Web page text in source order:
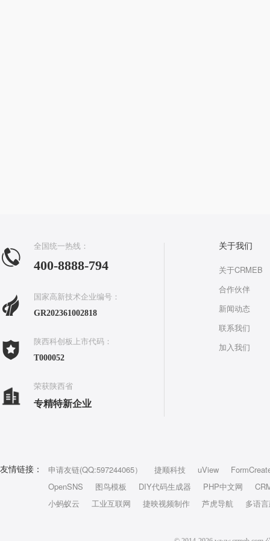
全国统一热线：
400-8888-794
国家高新技术企业编号：
GR202361002818
陕西科创板上市代码：
T000052
荣获陕西省
专精特新企业
关于我们
关于CRMEB
合作伙伴
新闻动态
联系我们
加入我们
友情链接： 申请友链(QQ:597244065） 捷顺科技 uView
OpenSNS
图鸟模板 DIY代码生成器 PHP中文网
小蚂蚁云
工业互联网 捷映视频制作 芦虎导航 多语